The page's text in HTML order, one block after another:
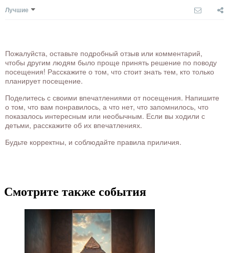
Лучшие
Пожалуйста, оставьте подробный отзыв или комментарий,
чтобы другим людям было проще принять решение по поводу
посещения! Расскажите о том, что стоит знать тем, кто только
планирует посещение.
Поделитесь с своими впечатлениями от посещения. Напишите
о том, что вам понравилось, а что нет, что запомнилось, что
показалось интересным или необычным. Если вы ходили с
детьми, расскажите об их впечатлениях.
Будьте корректны, и соблюдайте правила приличия.
Смотрите также события